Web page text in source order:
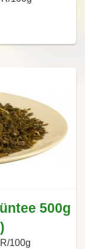
500g
100g